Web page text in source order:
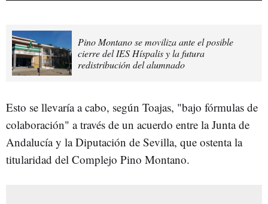
Pino Montano se moviliza ante el posible
cierre del IES Híspalis y la futura
redistribución del alumnado
Esto se llevaría a cabo, según Toajas, "bajo fórmulas de
colaboración" a través de un acuerdo entre la Junta de
Andalucía y la Diputación de Sevilla, que ostenta la
titularidad del Complejo Pino Montano.